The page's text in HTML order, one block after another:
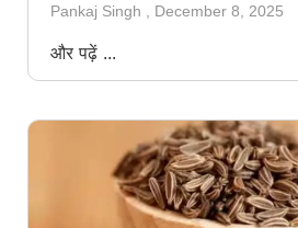
Pankaj Singh December 8, 2025
और पढ़ें ...